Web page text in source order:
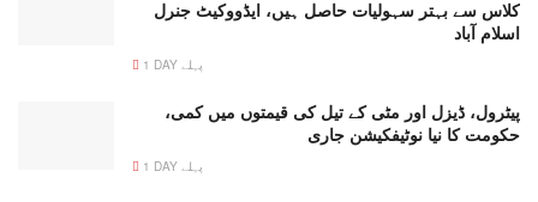
کلاس سے بہتر سہولیات حاصل ہیں، ایڈووکیٹ جنرل
اسلام آباد
1 DAY پہلے
پیٹرول، ڈیزل اور مٹی کے تیل کی قیمتوں میں کمی،
حکومت کا نیا نوٹیفکیشن جاری
1 DAY پہلے